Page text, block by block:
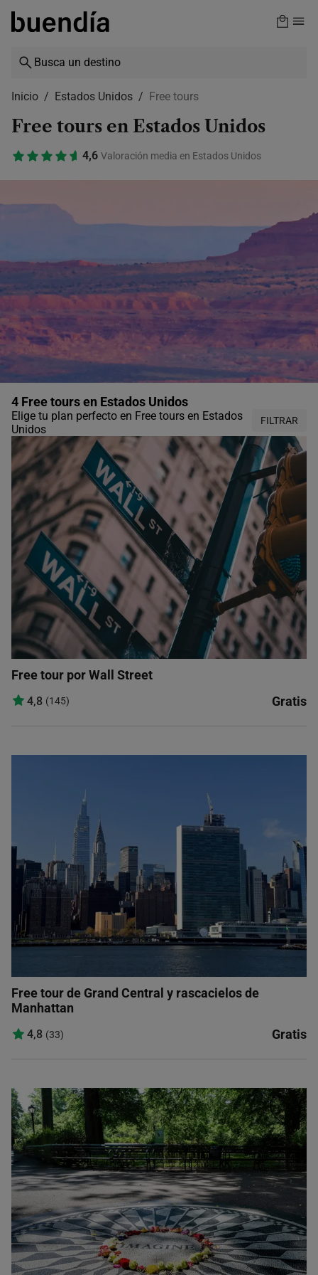
Skip
content
Inicio Estados Unidos Free tours
Free tours en Estados Unidos
4,6 Valoración media en Estados Unidos
4 Free tours en Estados Unidos
Elige tu plan perfecto en Free tours en Estados
Unidos
FILTRAR
Free tour por Wall Street
4,8 (145) Gratis
Free tour de Grand Central y rascacielos de
Manhattan
4,8 (33) Gratis